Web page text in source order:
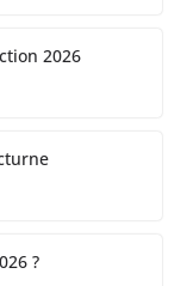
2026
?